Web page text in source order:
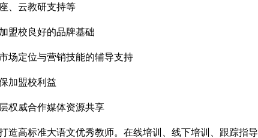
、云教研支持等
盟校良好的品牌基础
场定位与营销技能的辅导支持
加盟校利益
权威合作媒体资源共享
造高标准大语文优秀教师。在线培训、线下培训、跟踪指导